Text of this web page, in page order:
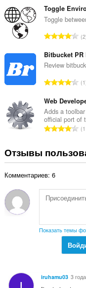
е
н
о
к
:
е
г
о
е
н
о
к
:
Toggle
Toggle
В
е
г
о
е
н
о
к
2
Bitbucket PR
Review
В
е
г
о
о
е
н
:
1
Web
Adds a
official port of
В
г
ц
е
к
:
Отзывы
Комментариев: 6
Показать темы
iruhamu03 3